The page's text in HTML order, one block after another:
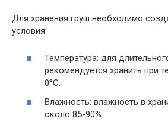
Для хранения груш необходимо
условия:
Температура: для
рекомендуется хранить при
0°С.
Влажность: влажность в
около 85-90%.